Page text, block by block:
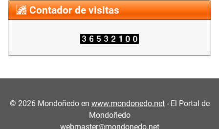
Contador de visitas
© 2026Mondoñedo en www.mondonedo.net- El Portal de
Mondoñedo
webmaster@mondonedo.net